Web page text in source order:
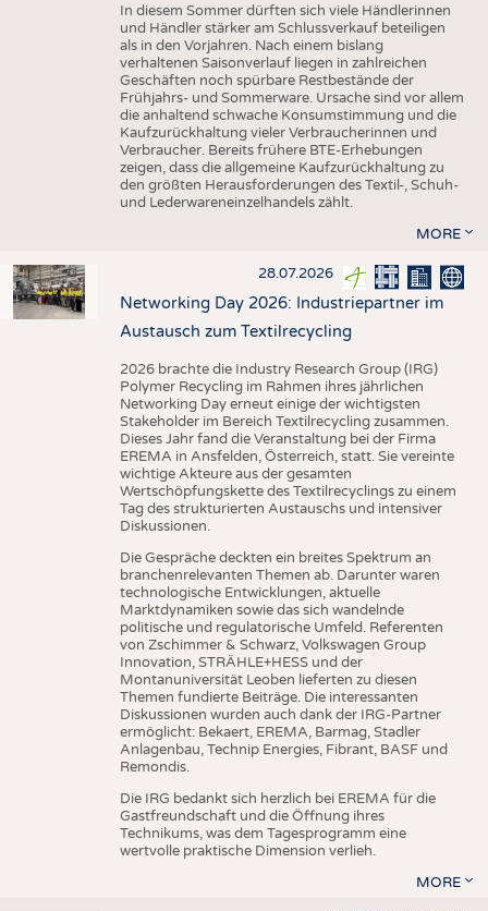
In diesem Sommer dürften sich viele Händlerinnen
und Händler stärker am Schlussverkauf beteiligen
als in den Vorjahren. Nach einem bislang
verhaltenen Saisonverlauf liegen in zahlreichen
Geschäften noch spürbare Restbestände der
Frühjahrs- und Sommerware. Ursache sind vor allem
die anhaltend schwache Konsumstimmung und die
Kaufzurückhaltung vieler Verbraucherinnen und
Verbraucher. Bereits frühere BTE-Erhebungen
zeigen, dass die allgemeine Kaufzurückhaltung zu
den größten Herausforderungen des Textil-, Schuh-
und Lederwareneinzelhandels zählt.
MORE
28.07.2026
Networking Day 2026: Industriepartner im
Austausch zum Textilrecycling
2026 brachte die Industry Research Group (IRG)
Polymer Recycling im Rahmen ihres jährlichen
Networking Day erneut einige der wichtigsten
Stakeholder im Bereich Textilrecycling zusammen.
Dieses Jahr fand die Veranstaltung bei der Firma
EREMA in Ansfelden, Österreich, statt. Sie vereinte
wichtige Akteure aus der gesamten
Wertschöpfungskette des Textilrecyclings zu einem
Tag des strukturierten Austauschs und intensiver
Diskussionen.
Die Gespräche deckten ein breites Spektrum an
branchenrelevanten Themen ab. Darunter waren
technologische Entwicklungen, aktuelle
Marktdynamiken sowie das sich wandelnde
politische und regulatorische Umfeld. Referenten
von Zschimmer & Schwarz, Volkswagen Group
Innovation, STRÄHLE+HESS und der
Montanuniversität Leoben lieferten zu diesen
Themen fundierte Beiträge. Die interessanten
Diskussionen wurden auch dank der IRG-Partner
ermöglicht: Bekaert, EREMA, Barmag, Stadler
Anlagenbau, Technip Energies, Fibrant, BASF und
Remondis.
Die IRG bedankt sich herzlich bei EREMA für die
Gastfreundschaft und die Öffnung ihres
Technikums, was dem Tagesprogramm eine
wertvolle praktische Dimension verlieh.
MORE